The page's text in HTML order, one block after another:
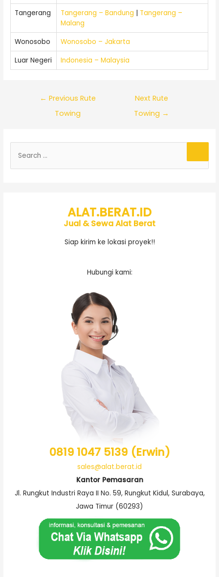
Tangerang
Tangerang – Bandung
Tangerang –
Malang
Wonosobo
Wonosobo – Jakarta
Luar Negeri
Indonesia – Malaysia
← Previous Rute
Towing
Next Rute
Towing →
ALAT.BERAT.ID
Jual & Sewa Alat Berat
Siap kirim ke lokasi proyek!!
Hubungi kami:
0819 1047 5139 (Erwin)
sales@alat.berat.id
Kantor Pemasaran
Jl. Rungkut Industri Raya II No. 59, Rungkut Kidul, Surabaya,
Jawa Timur (60293)